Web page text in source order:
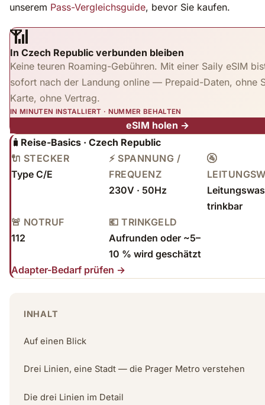
unserem Pass-Vergleichsguide, bevor Sie kaufen.
📶
In Czech Republic verbunden bleiben
Keine teuren Roaming-Gebühren. Mit einer Saily eSIM
sofort nach der Landung online — Prepaid-Daten, ohne
Karte, ohne Vertrag.
IN MINUTEN INSTALLIERT · NUMMER BEHALTEN
eSIM holen →
🧳 Reise-Basics · Czech Republic
🔌 STECKER
Type C/E
⚡ SPANNUNG /
FREQUENZ
230V · 50Hz
🚰
trinkbar
🚨 NOTRUF
112
💶 TRINKGELD
Aufrunden oder ~5–
10 % wird geschätzt
Adapter-Bedarf prüfen →
INHALT
Auf einen Blick
Drei Linien, eine Stadt — die Prager Metro verstehen
Die drei Linien im Detail